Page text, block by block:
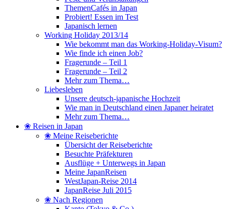
ThemenCafés in Japan
Probiert! Essen im Test
Japanisch lernen
Working Holiday 2013/14
Wie bekommt man das Working-Holiday-Visum?
Wie finde ich einen Job?
Fragerunde – Teil 1
Fragerunde – Teil 2
Mehr zum Thema…
Liebesleben
Unsere deutsch-japanische Hochzeit
Wie man in Deutschland einen Japaner heiratet
Mehr zum Thema…
❀ Reisen in Japan
❀ Meine Reiseberichte
Übersicht der Reiseberichte
Besuchte Präfekturen
Ausflüge + Unterwegs in Japan
Meine JapanReisen
WestJapan-Reise 2014
JapanReise Juli 2015
❀ Nach Regionen